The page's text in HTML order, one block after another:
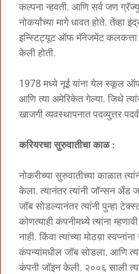
कल्पना न्हवती. आणि सर्व जण
नोकर्यांच्या मागे धावत होते. तेंव्हा
इन्स्टिट्यूट ऑफ मॅनेजमेंट कलकत्ता
केली होती.
1978 मध्ये नूई यांना येल स्कूल
आणि त्या अमेरिकेत गेल्या. जिथे
खाजगी व्यवस्थापनात पदव्युत्तर
करियरचा सुरुवातीचा काळ :
नोकरीच्या सुरुवातीच्या काळात
केला. त्यानंतर त्यांनी जॉन्सन अँड
जॉब सोडल्यानंतर त्यांनी पुन्हा
कोणत्याही कंपनीमध्ये त्यांना
नाही. किंवा त्यांच्या मोठय़ा
कंपन्यांमधील जॉब सोडला. आणि
कंपनी जॉइन केली. २००६ साली